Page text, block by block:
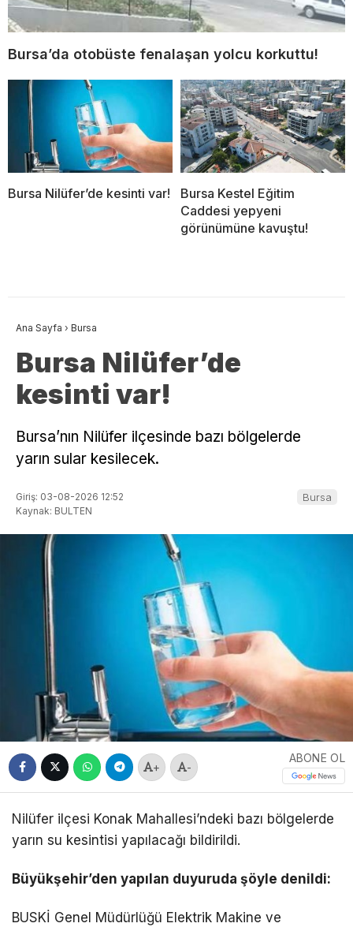
Bursa’da otobüste fenalaşan yolcu korkuttu!
Bursa Nilüfer’de kesinti var!
Bursa Kestel Eğitim
Caddesi yepyeni
görünümüne kavuştu!
Ana Sayfa › Bursa
Bursa Nilüfer’de
kesinti var!
Bursa’nın Nilüfer ilçesinde bazı bölgelerde
yarın sular kesilecek.
Giriş: 03-08-2026 12:52
Kaynak: BULTEN
Bursa
+ -
ABONE OL
Nilüfer ilçesi Konak Mahallesi’ndeki bazı bölgelerde
yarın su kesintisi yapılacağı bildirildi.
Büyükşehir’den yapılan duyuruda şöyle denildi:
BUSKİ Genel Müdürlüğü Elektrik Makine ve